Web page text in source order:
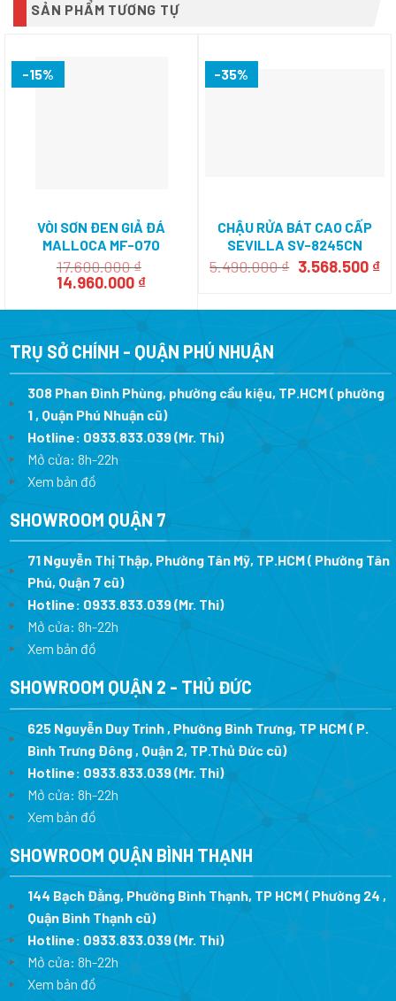
SẢN PHẨM TƯƠNG TỰ
-15%
VÒI SƠN ĐEN GIẢ ĐÁ
MALLOCA MF-070
17.600.000₫
Giá
là:
14.960.000 ₫Giá
tại
14.960.000 ₫.
-35%
CHẬU RỬA BÁT CAO CẤP
SEVILLA SV-8245CN
5.490.000₫ Giá
5.490.000 ₫.
3.568.500 ₫
là:
TRỤ SỞ CHÍNH - QUẬN PHÚ NHUẬN
308 Phan Đình Phùng, phường cầu kiệu, TP.HCM ( phường
1 , Quận Phú Nhuận cũ)
Hotline: 0933.833.039(Mr. Thi)
Mở cửa: 8h-22h
Xem bản đồ
SHOWROOM QUẬN 7
71 Nguyễn Thị Thập, Phường Tân Mỹ, TP.HCM ( Phường Tân
Phú, Quận 7 cũ)
Hotline: 0933.833.039(Mr. Thi)
Mở cửa: 8h-22h
Xem bản đồ
SHOWROOM QUẬN 2 - THỦ ĐỨC
625 Nguyễn Duy Trinh , Phường Bình Trưng, TP HCM ( P.
Bình Trưng Đông , Quận 2, TP.Thủ Đức cũ)
Hotline: 0933.833.039(Mr. Thi)
Mở cửa: 8h-22h
Xem bản đồ
SHOWROOM QUẬN BÌNH THẠNH
144 Bạch Đằng, Phường Bình Thạnh, TP HCM ( Phường 24 ,
Quận Bình Thạnh cũ)
Hotline: 0933.833.039(Mr. Thi)
Mở cửa: 8h-22h
Xem bản đồ